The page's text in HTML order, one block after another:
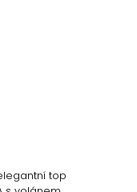
top